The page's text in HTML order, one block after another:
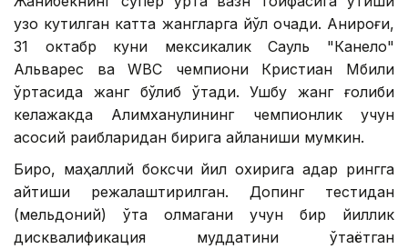
узоқ кутилган катта жангларга йўл очади. Аниқроғи,
31 октабр куни мексикалик Сауль "Канело"
Альварес ва WВC чемпиони Кристиан Мбили
ўртасида жанг бўлиб ўтади. Ушбу жанг ғолиби
келажакда Алимханулининг чемпионлик учун
асосий рақибларидан бирига айланиши мумкин.
Бироқ, маҳаллий боксчи йил охирига қадар рингга
қайтиши режалаштирилган. Допинг тестидан
(мельдоний) ўта олмагани учун бир йиллик
дисквалификация муддатини ўтаётган